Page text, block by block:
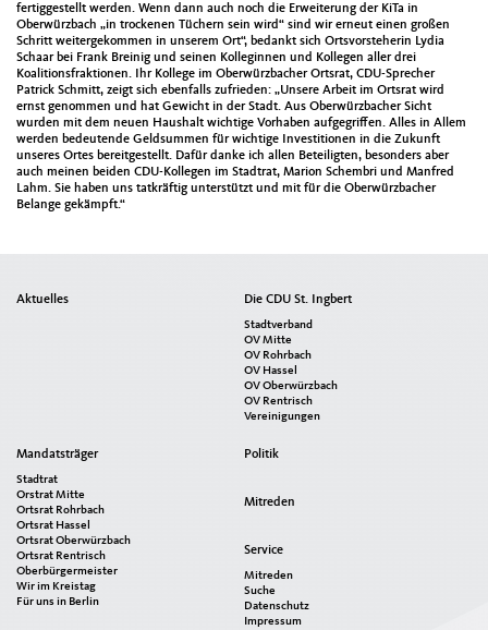
fertiggestellt werden. Wenn dann auch noch die Erweiterung der KiTa in
Oberwürzbach „in trockenen Tüchern sein wird“ sind wir erneut einen großen
Schritt weitergekommen in unserem Ort“, bedankt sich Ortsvorsteherin Lydia
Schaar bei Frank Breinig und seinen Kolleginnen und Kollegen aller drei
Koalitionsfraktionen. Ihr Kollege im Oberwürzbacher Ortsrat, CDU-Sprecher
Patrick Schmitt, zeigt sich ebenfalls zufrieden: „Unsere Arbeit im Ortsrat wird
ernst genommen und hat Gewicht in der Stadt. Aus Oberwürzbacher Sicht
wurden mit dem neuen Haushalt wichtige Vorhaben aufgegriffen. Alles in Allem
werden bedeutende Geldsummen für wichtige Investitionen in die Zukunft
unseres Ortes bereitgestellt. Dafür danke ich allen Beteiligten, besonders aber
auch meinen beiden CDU-Kollegen im Stadtrat, Marion Schembri und Manfred
Lahm. Sie haben uns tatkräftig unterstützt und mit für die Oberwürzbacher
Belange gekämpft.“
Seitenübersicht
Aktuelles Die CDU St. Ingbert
Stadtverband
OV Mitte
OV Rohrbach
OV Hassel
OV Oberwürzbach
OV Rentrisch
Vereinigungen
Mandatsträger
Stadtrat
Orstrat Mitte
Ortsrat Rohrbach
Ortsrat Hassel
Ortsrat Oberwürzbach
Ortsrat Rentrisch
Oberbürgermeister
Wir im Kreistag
Für uns in Berlin
Politik
Mitreden
Service
Mitreden
Suche
Datenschutz
Impressum